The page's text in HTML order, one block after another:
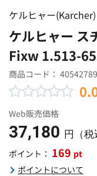
ケルヒャー(Karcher)
ケルヒャー ス
Fixw 1.513-
商品コード：
Web販売価格
37,180 円（税
ポイント： 169 pt
ポイントについて